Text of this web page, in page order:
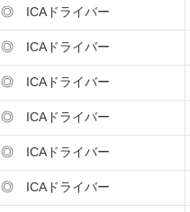
◎ ICAドライバー
◎ ICAドライバー
◎ ICAドライバー
◎ ICAドライバー
◎ ICAドライバー
◎ ICAドライバー